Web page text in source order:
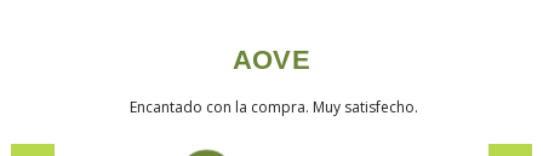
AOVE
Encantado con la compra. Muy satisfecho.